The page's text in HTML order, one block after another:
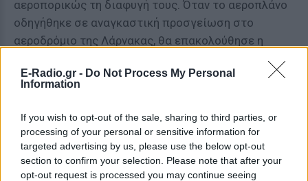
E-Radio.gr - Do Not Process My Personal
Information
If you wish to opt-out of the sale, sharing to third parties, or
processing of your personal or sensitive information for
targeted advertising by us, please use the below opt-out
section to confirm your selection. Please note that after your
opt-out request is processed you may continue seeing
αεροπορικώς τη διαφυγή τους. Όταν το αεροπλάνο
οδηγήθηκε σε αναγκαστική προσγείωση στο
αεροδρόμιο της Λάρνακας, θα επακολούθησε η
αιφνιδιαστική έφοδος Αιγύπτιων κομάντος, η οποία
κατέληξε σε σφαγή μεταξύ Αιγυπτίων και
είχε συλληφθεί από τις κυπριακές αρχές, αφέθηκε
ελεύθερος, ως αντάλλαγμα για την απελευθέρωση
δύο κύπριων φοιτητών που είχαν απαχθεί στη
Βηρυτό!